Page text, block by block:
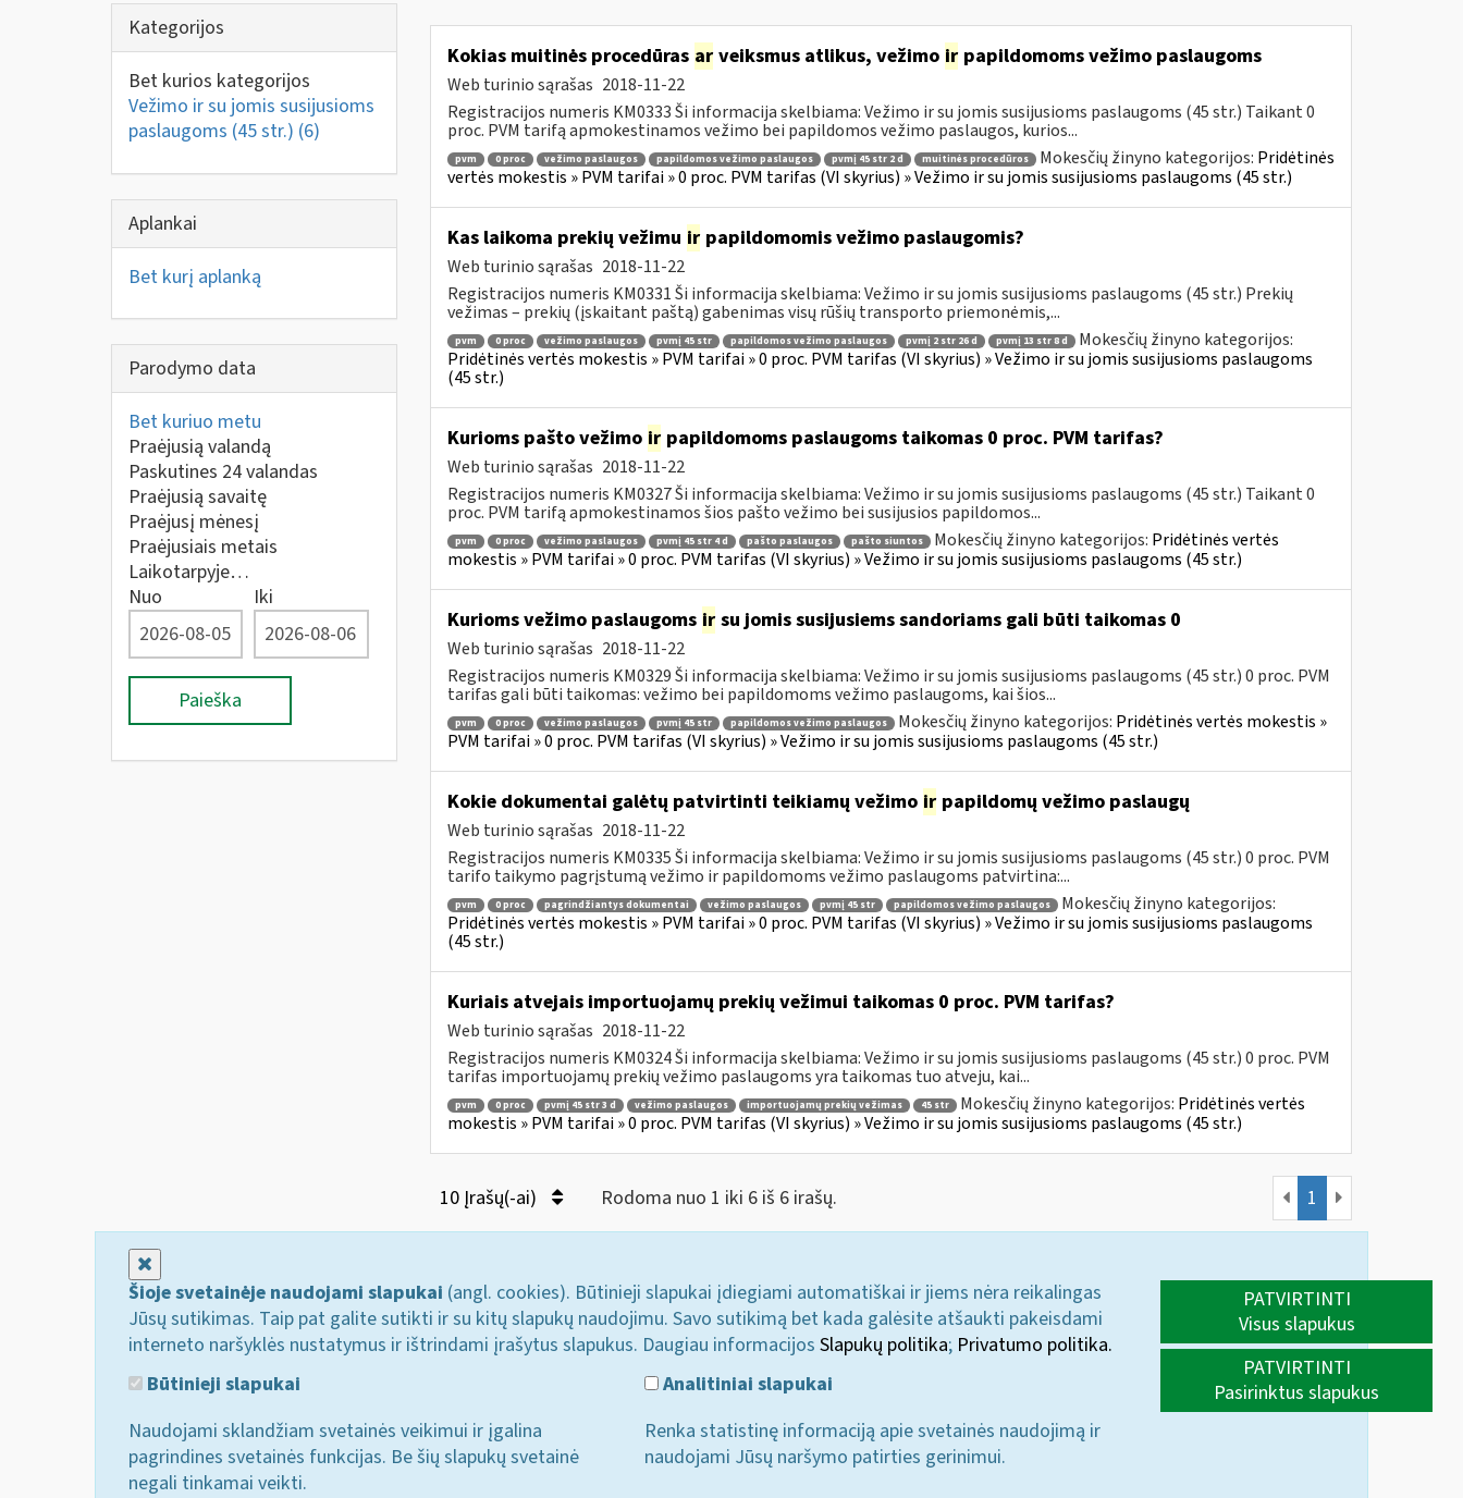
Kategorijos
Bet kurios kategorijos
Vežimo ir su jomis susijusioms
paslaugoms (45 str.) (6)
Aplankai
Bet kurį aplanką
Parodymo data
Bet kuriuo metu
Praėjusią valandą
Paskutines 24 valandas
Praėjusią savaitę
Praėjusį mėnesį
Praėjusiais metais
Laikotarpyje…
Nuo
Iki
Paieška
Kokias muitinės procedūras arveiksmus atlikus, vežimo irpapildomoms vežimo paslaugoms
Web turinio sąrašas 2018-11-22
Registracijos numeris KM0333 Ši informacija skelbiama: Vežimo ir su jomis susijusioms paslaugoms (45 str.) Taikant 0
proc. PVM tarifą apmokestinamos vežimo bei papildomos vežimo paslaugos, kurios...
pvm 0 proc vežimo paslaugos papildomos vežimo paslaugos pvmį 45 str 2 d muitinės procedūros Mokesčių žinyno kategorijos: Pridėtinės
vertės mokestis » PVM tarifai » 0 proc. PVM tarifas (VI skyrius) » Vežimo ir su jomis susijusioms paslaugoms (45 str.)
Kas laikoma prekių vežimu irpapildomomis vežimo paslaugomis?
Web turinio sąrašas 2018-11-22
Registracijos numeris KM0331 Ši informacija skelbiama: Vežimo ir su jomis susijusioms paslaugoms (45 str.) Prekių
vežimas – prekių (įskaitant paštą) gabenimas visų rūšių transporto priemonėmis,...
pvm 0 proc vežimo paslaugos pvmį 45 str papildomos vežimo paslaugos pvmį 2 str 26 d pvmį 13 str 8 d
Mokesčių žinyno kategorijos:
Pridėtinės vertės mokestis » PVM tarifai » 0 proc. PVM tarifas (VI skyrius) » Vežimo ir su jomis susijusioms paslaugoms
(45 str.)
Kurioms pašto vežimo irpapildomoms paslaugoms taikomas 0 proc. PVM tarifas?
Web turinio sąrašas 2018-11-22
Registracijos numeris KM0327 Ši informacija skelbiama: Vežimo ir su jomis susijusioms paslaugoms (45 str.) Taikant 0
proc. PVM tarifą apmokestinamos šios pašto vežimo bei susijusios papildomos...
pvm 0 proc vežimo paslaugos pvmį 45 str 4 d pašto paslaugos pašto siuntos Mokesčių žinyno kategorijos: Pridėtinės vertės
mokestis » PVM tarifai » 0 proc. PVM tarifas (VI skyrius) » Vežimo ir su jomis susijusioms paslaugoms (45 str.)
Kurioms vežimo paslaugoms irsu jomis susijusiems sandoriams gali būti taikomas 0
Web turinio sąrašas 2018-11-22
Registracijos numeris KM0329 Ši informacija skelbiama: Vežimo ir su jomis susijusioms paslaugoms (45 str.) 0 proc. PVM
tarifas gali būti taikomas: vežimo bei papildomoms vežimo paslaugoms, kai šios...
pvm 0 proc vežimo paslaugos pvmį 45 str papildomos vežimo paslaugos Mokesčių žinyno kategorijos: Pridėtinės vertės mokestis »
PVM tarifai » 0 proc. PVM tarifas (VI skyrius) » Vežimo ir su jomis susijusioms paslaugoms (45 str.)
Kokie dokumentai galėtų patvirtinti teikiamų vežimo irpapildomų vežimo paslaugų
Web turinio sąrašas 2018-11-22
Registracijos numeris KM0335 Ši informacija skelbiama: Vežimo ir su jomis susijusioms paslaugoms (45 str.) 0 proc. PVM
tarifo taikymo pagrįstumą vežimo ir papildomoms vežimo paslaugoms patvirtina:...
pvm 0 proc pagrindžiantys dokumentai vežimo paslaugos pvmį 45 str papildomos vežimo paslaugos
Mokesčių žinyno kategorijos:
Pridėtinės vertės mokestis » PVM tarifai » 0 proc. PVM tarifas (VI skyrius) » Vežimo ir su jomis susijusioms paslaugoms
(45 str.)
Kuriais atvejais importuojamų prekių vežimui taikomas 0 proc. PVM tarifas?
Web turinio sąrašas 2018-11-22
Registracijos numeris KM0324 Ši informacija skelbiama: Vežimo ir su jomis susijusioms paslaugoms (45 str.) 0 proc. PVM
tarifas importuojamų prekių vežimo paslaugoms yra taikomas tuo atveju, kai...
pvm 0 proc pvmį 45 str 3 d vežimo paslaugos importuojamų prekių vežimas 45 str Mokesčių žinyno kategorijos: Pridėtinės vertės
mokestis » PVM tarifai » 0 proc. PVM tarifas (VI skyrius) » Vežimo ir su jomis susijusioms paslaugoms (45 str.)
10 Įrašų(-ai) Rodoma nuo 1 iki 6 iš 6 irašų. 1
Šioje svetainėje naudojami slapukai (angl. cookies). Būtinieji slapukai įdiegiami automatiškai ir jiems nėra reikalingas
Jūsų sutikimas. Taip pat galite sutikti ir su kitų slapukų naudojimu. Savo sutikimą bet kada galėsite atšaukti pakeisdami
interneto naršyklės nustatymus ir ištrindami įrašytus slapukus. Daugiau informacijos Slapukų politika; Privatumo politika.
Būtinieji slapukai
Naudojami sklandžiam svetainės veikimui ir įgalina
pagrindines svetainės funkcijas. Be šių slapukų svetainė
negali tinkamai veikti.
Analitiniai slapukai
Renka statistinę informaciją apie svetainės naudojimą ir
naudojami Jūsų naršymo patirties gerinimui.
PATVIRTINTI
Visus slapukus
PATVIRTINTI
Pasirinktus slapukus